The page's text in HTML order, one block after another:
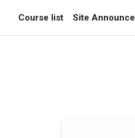
Course list Site